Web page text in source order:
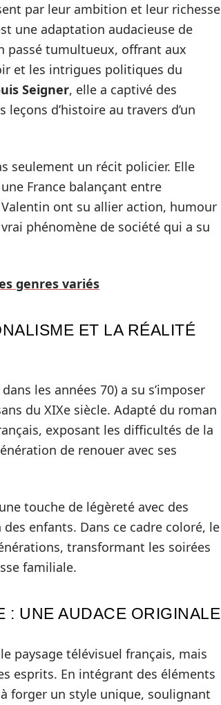
par leur ambition et leur richesse
une adaptation audacieuse de
passé tumultueux, offrant aux
et les intrigues politiques du
Seigner, elle a captivé des
d’histoire au travers d’un
seulement un récit policier. Elle
France balançant entre
ont su allier action, humour
phénomène de société qui a su
genres variés
ET LA RÉALITÉ
les années 70) a su s’imposer
du XIXe siècle. Adapté du roman
exposant les difficultés de la
de renouer avec ses
touche de légèreté avec des
enfants. Dans ce cadre coloré, le
transformant les soirées
familiale.
: UNE AUDACE ORIGINALE
paysage télévisuel français, mais
esprits. En intégrant des éléments
forger un style unique, soulignant